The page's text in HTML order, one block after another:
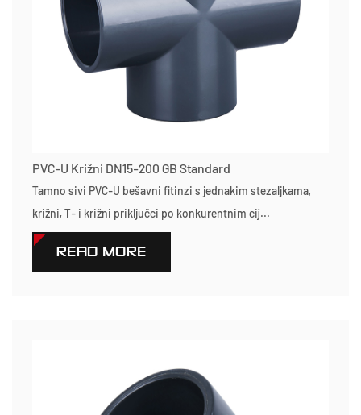
PVC-U Križni DN15-200 GB Standard
Tamno sivi PVC-U bešavni fitinzi s jednakim stezaljkama,
križni, T- i križni priključci po konkurentnim cij...
READ MORE